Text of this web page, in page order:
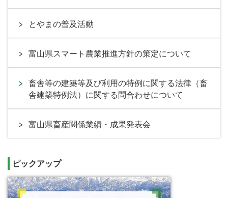
とやまの普及活動
富山県スマート農業推進方針の策定について
畜舎等の建築等及び利用の特例に関する法律（畜
舎建築特例法）に関する問合わせについて
富山県畜産関係業績・成果発表会
ピックアップ